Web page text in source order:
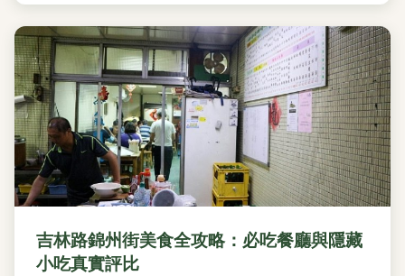
吉林路錦州街美食全攻略：必吃餐廳與隱藏
小吃真實評比